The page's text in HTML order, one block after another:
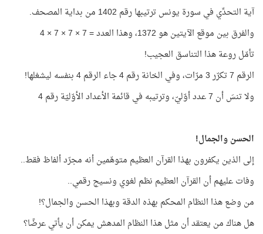
آية التحدِّي في سورة يونس ترتيبها رقم 1402 من بداية المصحف.
والفرق بين موقع الآيتين هو 1372، وهذا العدد = 7 × 7 × 7 × 4
تأمّل روعة هذا التناسق العجيب!
الرقم 7 تكرّر 3 مرّات، وفي الخانة رقم 4 جاء الرقم 4 بنفسه ليشغلها!
ولا تنسَ أن 7 عدد أوّليّ، وترتيبه في قائمة الأعداد الأوّليّة رقم 4
الحسن والجمال!
إلى الذين يكفرون بهذا القرآن العظيم متوهّمين أنه مجرّد ألفاظ فقط..
وفات عليهم أن القرآن العظيم نظم لغوي ونسيج رقمي..
من وضع هذا النظام المحكم بهذه الدقة وبهذا الحسن والجمال؟!
هل هناك من يعتقد أن مثل هذا النظام المدهش يمكن أن يأتي عرضًا؟